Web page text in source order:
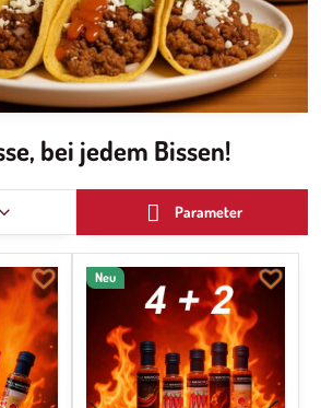
bei jedem Bissen!
Parameter
Neu